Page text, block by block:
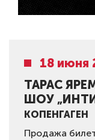
18 июня
ТАРАС
ШОУ
КОПЕНГАГЕН
Продажа